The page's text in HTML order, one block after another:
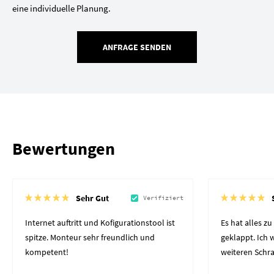
eine individuelle Planung.
ANFRAGE SENDEN
Bewertungen
Sehr Gut Verifiziert
Internet auftritt und Kofigurationstool ist
spitze. Monteur sehr freundlich und
kompetent!
Es hat alles
geklappt. Ich
weiteren